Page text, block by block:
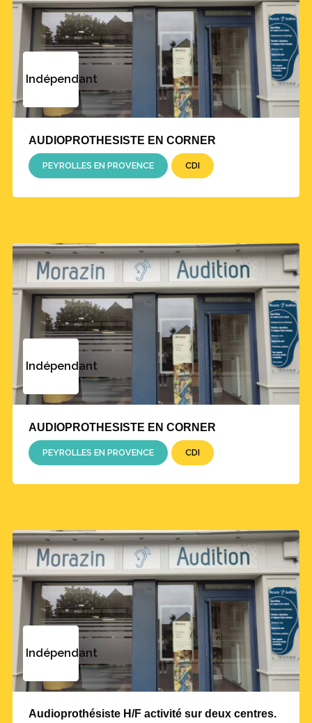
Indépendant
AUDIOPROTHESISTE EN CORNER
PEYROLLES EN PROVENCE CDI
Indépendant
AUDIOPROTHESISTE EN CORNER
PEYROLLES EN PROVENCE CDI
Indépendant
Audioprothésiste H/F activité sur deux centres.